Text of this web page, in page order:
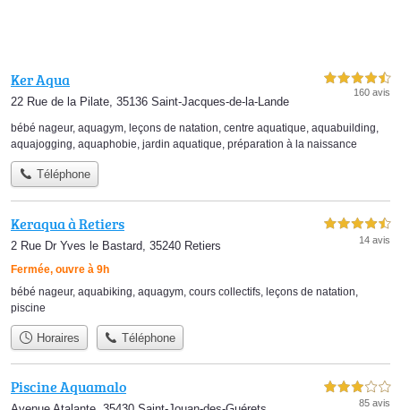
Ker Aqua
22 Rue de la Pilate, 35136 Saint-Jacques-de-la-Lande
4,5 étoiles sur 5
160 avis
bébé nageur, aquagym, leçons de natation, centre aquatique, aquabuilding,
aquajogging, aquaphobie, jardin aquatique, préparation à la naissance
Téléphone
Keraqua à Retiers
2 Rue Dr Yves le Bastard, 35240 Retiers
Fermée, ouvre à 9h
4,5 étoiles sur 5
14 avis
bébé nageur, aquabiking aquagym cours collectifs leçons de natation
piscine
Horaires Téléphone
Piscine Aquamalo 3,0 étoiles sur 5
85 avis